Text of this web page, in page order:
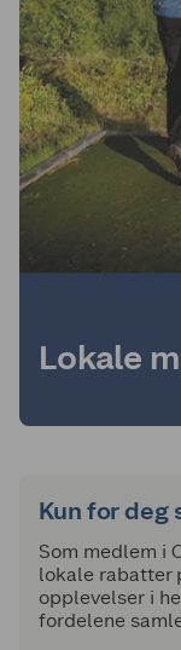
Lokale
Kun for deg
Som medlem i
lokale rabatter
opplevelser i
fordelene